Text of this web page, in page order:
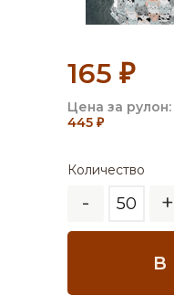
165 ₽
Цена за рулон:
445 ₽
Количество
- +